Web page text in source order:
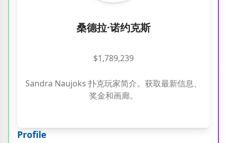
桑德拉·诺约克斯
$1,789,239
Sandra Naujoks 扑克玩家简介。获取最新信息、
奖金和画廊。
Profile